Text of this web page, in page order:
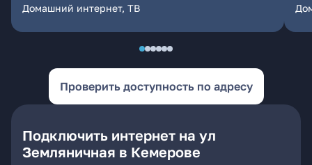
Домашний интернет, ТВ
Проверить доступность по адресу
Подключить интернет на ул
Земляничная в Кемерове